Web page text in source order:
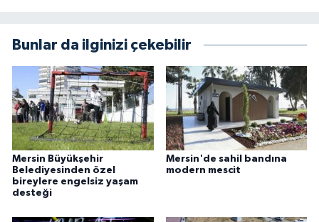
Bunlar da ilginizi çekebilir
Mersin Büyükşehir
Belediyesinden özel
bireylere engelsiz yaşam
desteği
Mersin'de sahil bandına
modern mescit